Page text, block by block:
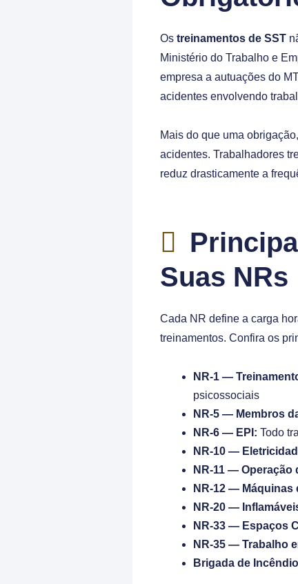
Os treinamentos de SST
Ministério do Trabalho e
empresa a autuações do
acidentes envolvendo
Mais do que uma
acidentes. Trabalhadores
reduz drasticamente a
Suas NRs
Cada NR define a carga
treinamentos. Confira os
NR-1 —
psicossociais
NR-5 — Membros
NR-6 — EPI: Todo
NR-10 —
NR-11 — Operação
NR-12 — Máquinas
NR-20 —
NR-33 — Espaços
NR-35 — Trabalho
Brigada de